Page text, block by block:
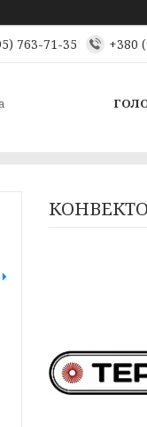
763-71-35 +380